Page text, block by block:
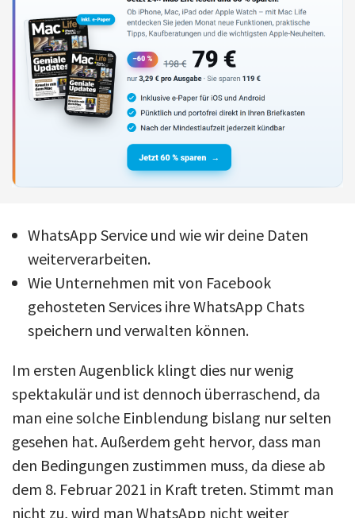
WhatsApp Service und wie wir deine Daten
weiterverarbeiten.
Wie Unternehmen mit von Facebook
gehosteten Services ihre WhatsApp Chats
speichern und verwalten können.
Im ersten Augenblick klingt dies nur wenig
spektakulär und ist dennoch überraschend, da
man eine solche Einblendung bislang nur selten
gesehen hat. Außerdem geht hervor, dass man
den Bedingungen zustimmen muss, da diese ab
dem 8. Februar 2021 in Kraft treten. Stimmt man
nicht zu, wird man WhatsApp nicht weiter